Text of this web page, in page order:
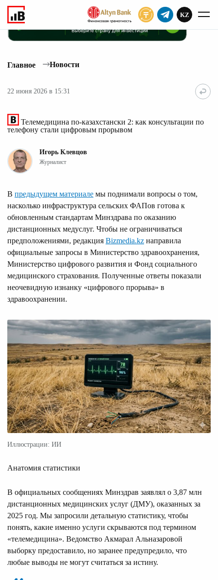
KZ
Главное Новости
22 июня 2026 в 15:31
Телемедицина по-казахстански 2: как консультации по
телефону стали цифровым прорывом
Игорь Клевцов
Журналист
В предыдущем материале мы поднимали вопросы о том,
насколько инфраструктура сельских ФАПов готова к
обновленным стандартам Минздрава по оказанию
дистанционных медуслуг. Чтобы не ограничиваться
предположениями, редакция Bizmedia.kz направила
официальные запросы в Министерство здравоохранения,
Министерство цифрового развития и Фонд социального
медицинского страхования. Полученные ответы показали
неочевидную изнанку «цифрового прорыва» в
здравоохранении.
Иллюстрации: ИИ
Анатомия статистики
В официальных сообщениях Минздрав заявлял о 3,87 млн
дистанционных медицинских услуг (ДМУ), оказанных за
2025 год. Мы запросили детальную статистику, чтобы
понять, какие именно услуги скрываются под термином
«телемедицина». Ведомство Акмарал Альназаровой
выборку предоставило, но заранее предупредило, что
любые выводы не могут считаться за истину.